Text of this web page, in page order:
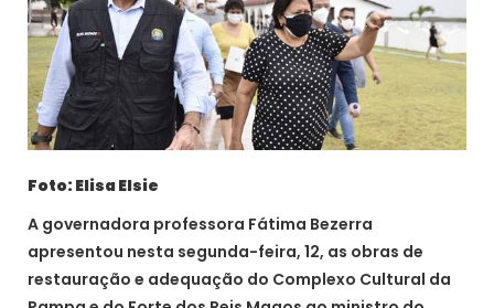
Foto: Elisa Elsie
A governadora professora Fátima Bezerra
apresentou nesta segunda-feira, 12, as obras de
restauração e adequação do Complexo Cultural da